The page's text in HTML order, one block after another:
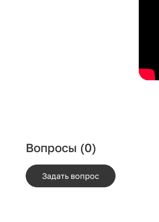
Вопросы (0)
Задать вопрос